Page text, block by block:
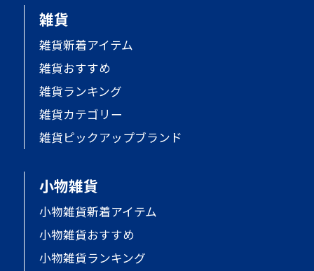
雑貨
雑貨新着アイテム
雑貨おすすめ
雑貨ランキング
雑貨カテゴリー
雑貨ピックアップブランド
小物雑貨
小物雑貨新着アイテム
小物雑貨おすすめ
小物雑貨ランキング